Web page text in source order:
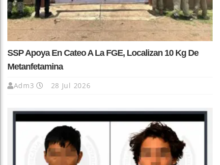
SSP Apoya En Cateo A La FGE, Localizan 10 Kg De
Metanfetamina
Adm3 28 Jul 2026